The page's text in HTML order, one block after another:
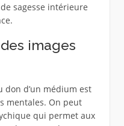
sagesse intérieure
images
don d’un médium est
mentales. On peut
qui permet aux